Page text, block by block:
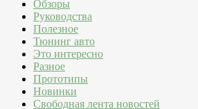
Обзоры
Руководства
Полезное
Тюнинг авто
Это интересно
Разное
Прототипы
Новинки
Свободная лента новостей